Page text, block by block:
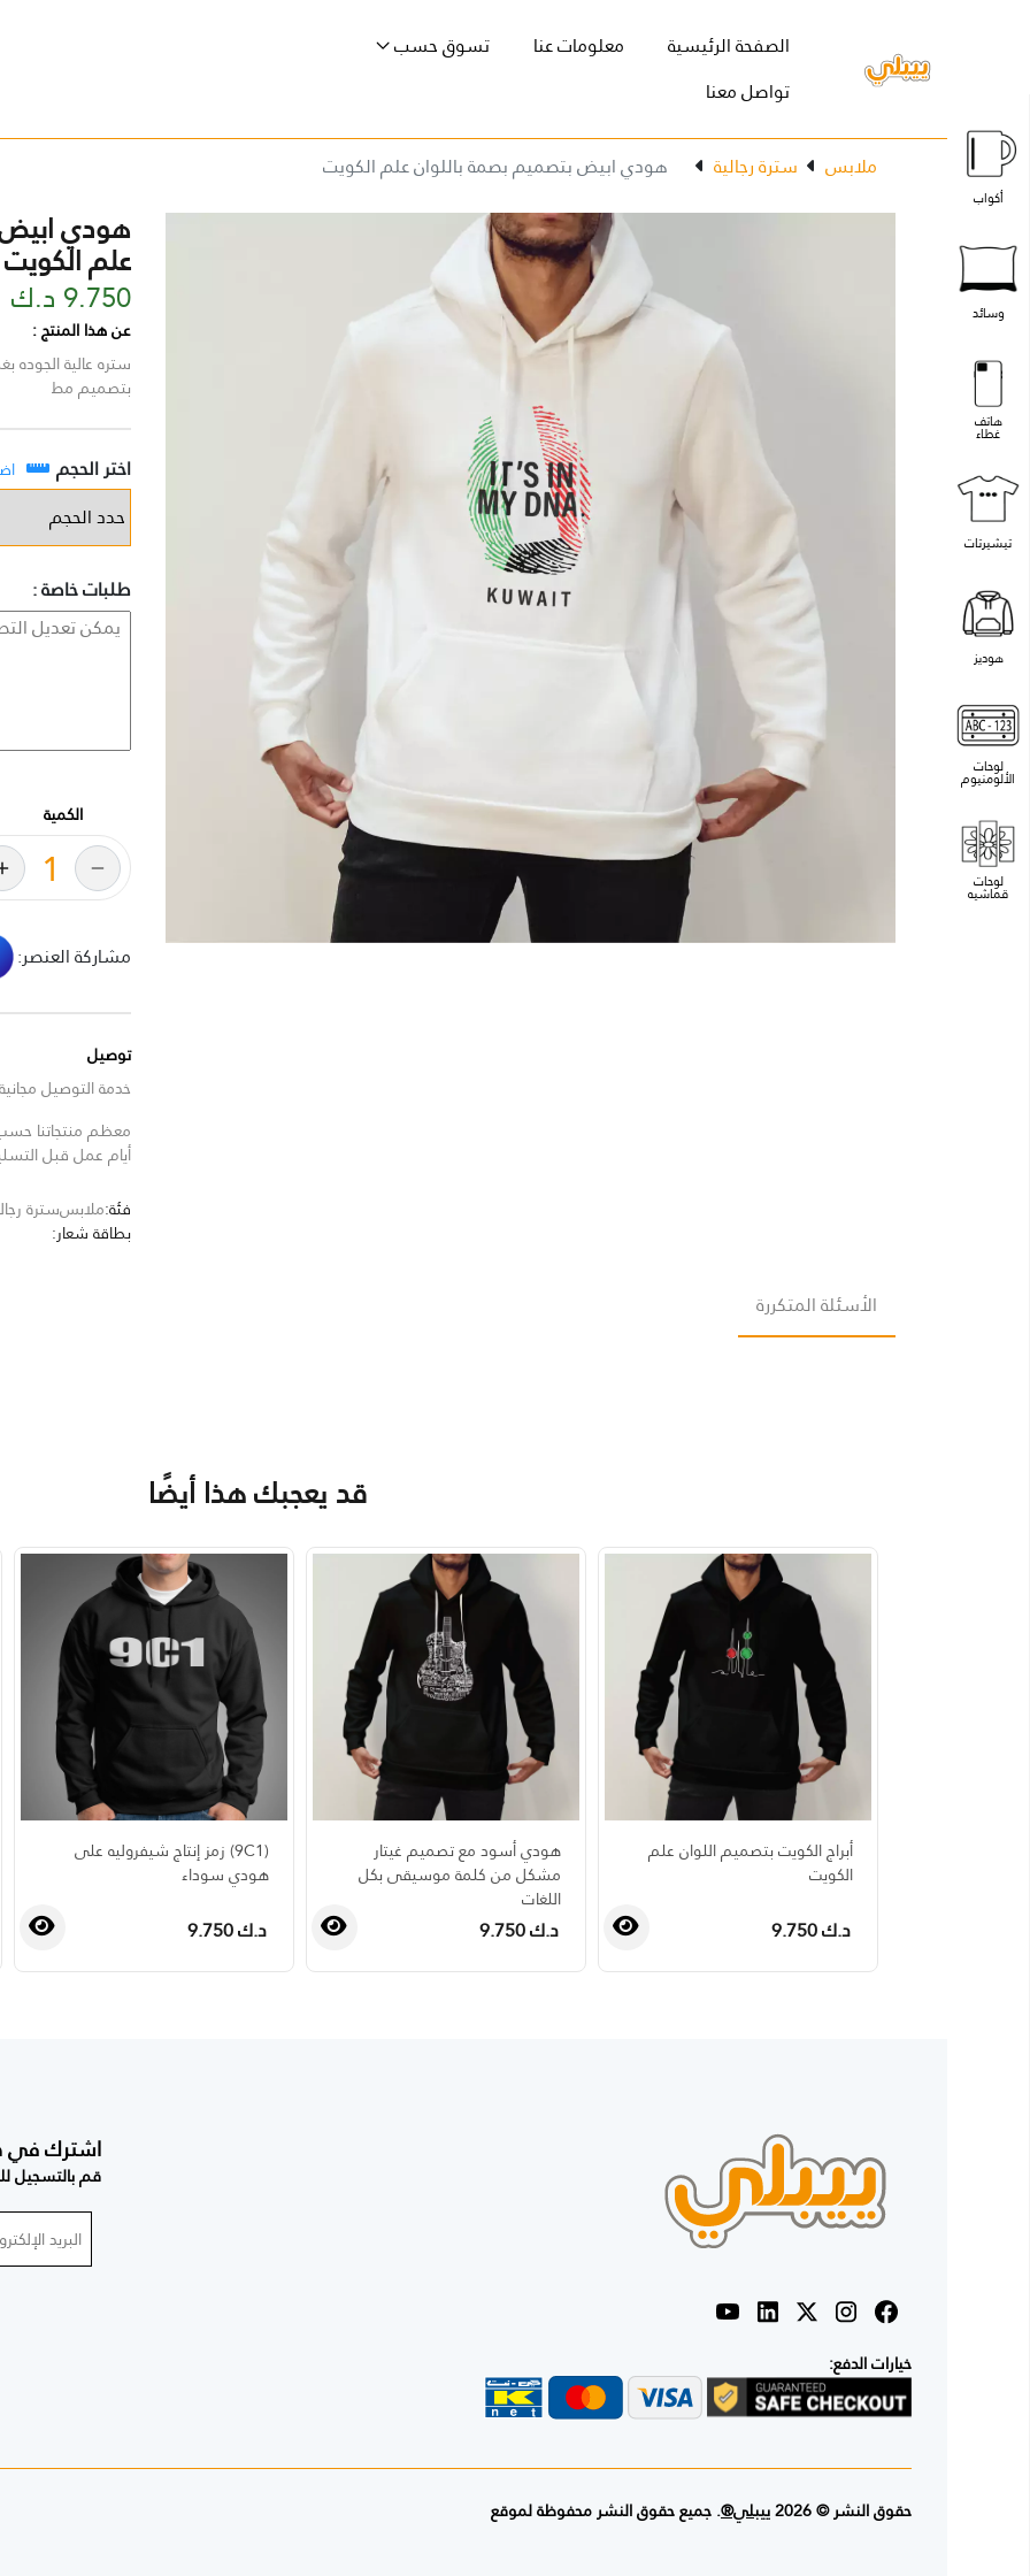
أكواب
وسائد
هاتف
غطاء
تيشيرتات
هوديز
لوحات
الألومنيوم
لوحات
قماشيه
الصفحة الرئيسية
(current) معلومات عنا
تسوق حسب
تواصل معنا
ملابس سترة رجالية هودي ابيض بتصميم بصمة باللوان علم الكويت
هودي ابيض
علم الكويت
9.750 د.ك
عن هذا المنتج :
بتصميم مط
اختر الحجم
طلبات خاصة :
الكمية
مشاركة العنصر:
توصيل
خدمة التوصيل مجانية
معظم منتجاتنا
أيام عمل قبل
فئة:ملابسسترة
بطاقة شعار:
الأسئلة المتكررة
قد يعجبك هذا أيضًا
أبراج الكويت بتصميم اللوان علم
الكويت
د.ك 9.750
هودي أسود مع تصميم غيتار
مشكل من كلمة موسيقى بكل
اللغات
د.ك 9.750
(9C1) زمز إنتاج شيفروليه على
هودي سوداء
د.ك 9.750
خيارات الدفع:
اشترك في
قم بالتسجيل
حقوق النشر © 2026 ييبلي®. جميع حقوق النشر محفوظة لموقع